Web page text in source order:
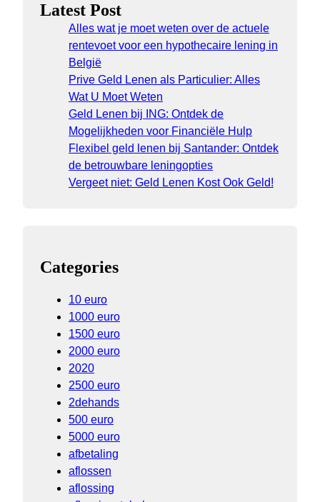
Latest Post
Alles wat je moet weten over de actuele
rentevoet voor een hypothecaire lening in
België
Prive Geld Lenen als Particulier: Alles
Wat U Moet Weten
Geld Lenen bij ING: Ontdek de
Mogelijkheden voor Financiële Hulp
Flexibel geld lenen bij Santander: Ontdek
de betrouwbare leningopties
Vergeet niet: Geld Lenen Kost Ook Geld!
Categories
10 euro
1000 euro
1500 euro
2000 euro
2020
2500 euro
2dehands
500 euro
5000 euro
afbetaling
aflossen
aflossing